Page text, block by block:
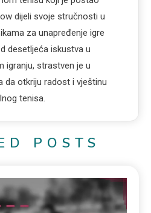
dijeli svoje stručnosti u
za unapređenje igre
desetljeća iskustva u
igranju, strastven je u
da otkriju radost i vještinu
tenisa.
POSTS